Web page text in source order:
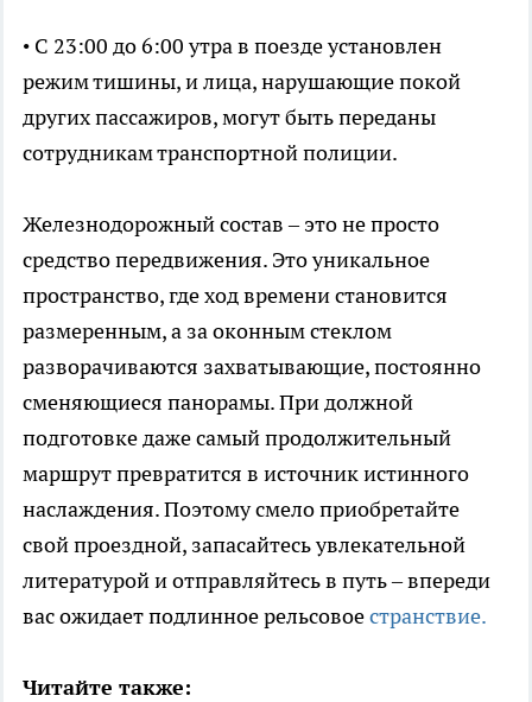
• С 23:00 до 6:00 утра в поезде установлен
режим тишины, и лица, нарушающие покой
других пассажиров, могут быть переданы
сотрудникам транспортной полиции.
Железнодорожный состав – это не просто
средство передвижения. Это уникальное
пространство, где ход времени становится
размеренным, а за оконным стеклом
разворачиваются захватывающие, постоянно
сменяющиеся панорамы. При должной
подготовке даже самый продолжительный
маршрут превратится в источник истинного
наслаждения. Поэтому смело приобретайте
свой проездной, запасайтесь увлекательной
литературой и отправляйтесь в путь – впереди
вас ожидает подлинное рельсовоестранствие.
Читайте также: